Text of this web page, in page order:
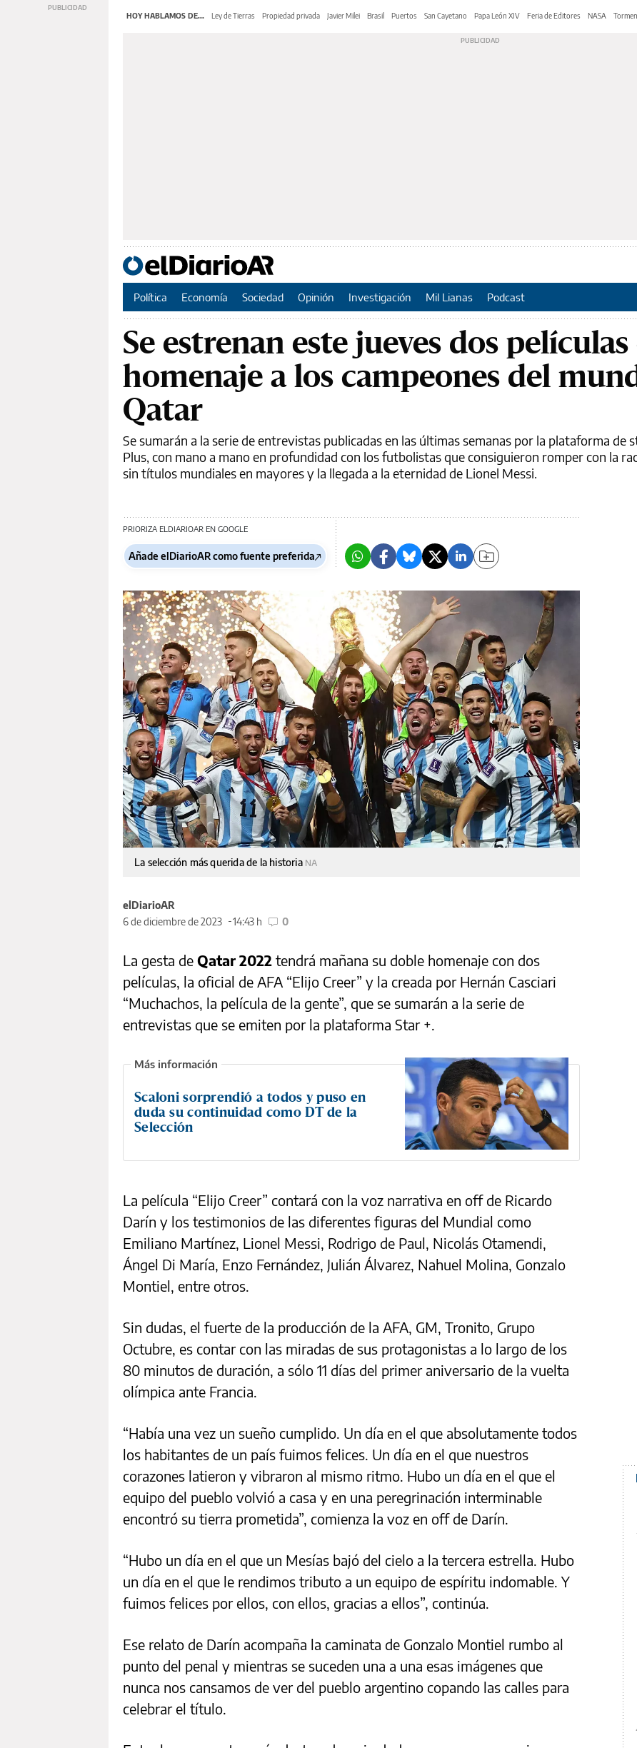
HOY HABLAMOS DE... Ley de Tierras Propiedad privada Javier Milei Brasil Puertos San Cayetano Papa León XIV Feria de Editores NASA
Política Economía Sociedad Opinión Investigación Mil Lianas Podcast
Se estrenan este jueves dos
homenaje a los campeones del
Qatar
Se sumarán a la serie de entrevistas publicadas en las últimas semanas por la plataforma de
Plus, con mano a mano en profundidad con los futbolistas que consiguieron romper con la
sin títulos mundiales en mayores y la llegada a la eternidad de Lionel Messi.
PRIORIZA ELDIARIOAR EN GOOGLE
Añade elDiarioAR como fuente preferida
La selección más querida de la historia NA
elDiarioAR
6 de diciembre de 2023
14:43 h 0
La gesta de Qatar 2022 tendrá mañana su doble homenaje con dos
películas, la oficial de AFA “Elijo Creer” y la creada por Hernán Casciari
“Muchachos, la película de la gente”, que se sumarán a la serie de
entrevistas que se emiten por la plataforma Star +.
Scaloni sorprendió a todos y puso en
duda su continuidad como DT de la
Selección
La película “Elijo Creer” contará con la voz narrativa en off de Ricardo
Darín y los testimonios de las diferentes figuras del Mundial como
Emiliano Martínez, Lionel Messi, Rodrigo de Paul, Nicolás Otamendi,
Ángel Di María, Enzo Fernández, Julián Álvarez, Nahuel Molina, Gonzalo
Montiel, entre otros.
Sin dudas, el fuerte de la producción de la AFA, GM, Tronito, Grupo
Octubre, es contar con las miradas de sus protagonistas a lo largo de los
80 minutos de duración, a sólo 11 días del primer aniversario de la vuelta
olímpica ante Francia.
“Había una vez un sueño cumplido. Un día en el que absolutamente todos
los habitantes de un país fuimos felices. Un día en el que nuestros
corazones latieron y vibraron al mismo ritmo. Hubo un día en el que el
equipo del pueblo volvió a casa y en una peregrinación interminable
encontró su tierra prometida”, comienza la voz en off de Darín.
“Hubo un día en el que un Mesías bajó del cielo a la tercera estrella. Hubo
un día en el que le rendimos tributo a un equipo de espíritu indomable. Y
fuimos felices por ellos, con ellos, gracias a ellos”, continúa.
Ese relato de Darín acompaña la caminata de Gonzalo Montiel rumbo al
punto del penal y mientras se suceden una a una esas imágenes que
nunca nos cansamos de ver del pueblo argentino copando las calles para
celebrar el título.